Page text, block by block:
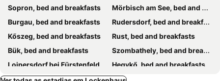
Sopron, bed and breakfasts
Mörbisch am See, bed and breakfasts
Burgau, bed and breakfasts
Rudersdorf, bed and breakfasts
Kőszeg, bed and breakfasts
Rust, bed and breakfasts
Bük, bed and breakfasts
Szombathely, bed and breakfasts
Loipersdorf bei Fürstenfeld, bed and breakfasts
Hegykő, bed and breakfasts
Fertőrákos, bed and breakfasts
Sárvár, bed and breakfasts